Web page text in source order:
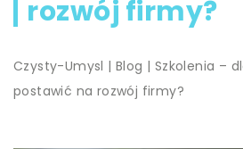
rozwój firmy?
Czysty-Umysl |Blog | Szkolenia –
postawić na rozwój firmy?